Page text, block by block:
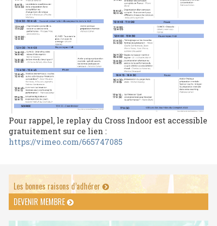
Pour rappel, le replay du Cross Indoor est accessible
gratuitement sur ce lien :
https://vimeo.com/665747085
Les bonnes raisons d’adhérer
DEVENIR MEMBRE